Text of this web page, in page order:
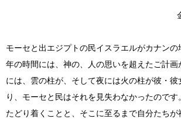
モーセと出エジプトの民イスラエルがカナン
年の時間には、神の、人の思いを超えたご計画
には、雲の柱が、そして夜には火の柱が彼・彼
り、モーセと民はそれを見失わなかったのです
たどり着くことと、そこに至るまで自分たちが